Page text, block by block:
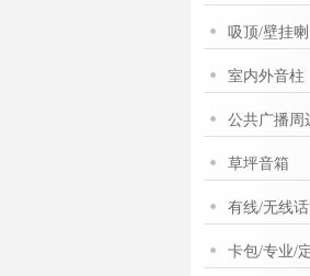
吸顶/壁挂
室内外音柱
公共广播周
草坪音箱
有线/无线
卡包/专业/